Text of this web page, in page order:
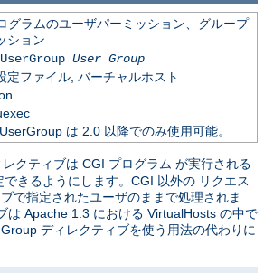
グラムのユーザパーミッション、グループ
ション
User Group
定ファイル, バーチャルホスト
は 2.0 以降でのみ使用可能。
レクティブは CGI プログラム が実行される
きるようにします。CGI 以外の リクエス
で指定されたユーザのままで処理されま
は Apache 1.3 における VirtualHosts の中で
ディレクティブを使う用法の代わりに